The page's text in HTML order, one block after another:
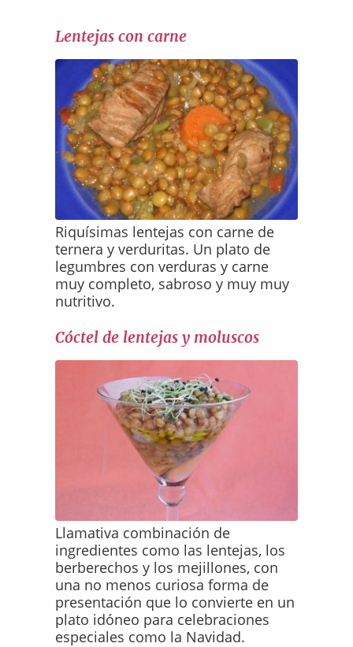
Lentejas con carne
Riquísimas lentejas con carne de
ternera y verduritas. Un plato de
legumbres con verduras y carne
muy completo, sabroso y muy muy
nutritivo.
Cóctel de lentejas y moluscos
Llamativa combinación de
ingredientes como las lentejas, los
berberechos y los mejillones, con
una no menos curiosa forma de
presentación que lo convierte en un
plato idóneo para celebraciones
especiales como la Navidad.